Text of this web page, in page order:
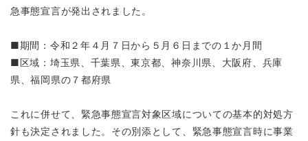
急事態宣言が発出されました。
■期間：令和２年４月７日から５月６日までの１か月間
■区域：埼玉県、千葉県、東京都、神奈川県、大阪府、兵庫
県、福岡県の７都府県
これに併せて、緊急事態宣言対象区域についての基本的対処方
針も決定されました。その別添として、緊急事態宣言時に事業